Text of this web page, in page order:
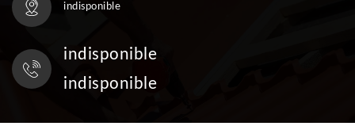
indisponible
indisponible
indisponible